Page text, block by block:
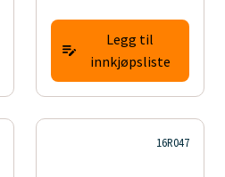
Legg til
innkjøpsliste
16R047